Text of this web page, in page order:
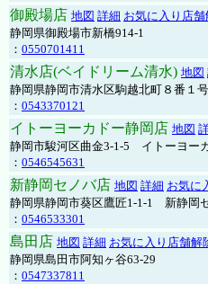
御殿場店 地図 詳細 お気に入り店舗
静岡県御殿場市新橋914-1
： 0550701411
清水店(ベイドリーム清水) 地図
静岡県静岡市清水区駒越北町８番１
： 0543370121
イトーヨーカドー静岡店 地図
静岡市駿河区曲金3-1-5 イトーヨー
： 0546545631
新静岡セノバ店 地図 詳細 お気に
静岡県静岡市葵区鷹匠1-1-1 新静岡
： 0546533301
島田店 地図 詳細 お気に入り店舗解
静岡県島田市阿知ヶ谷63-29
： 0547337811